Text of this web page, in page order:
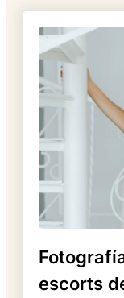
escorts